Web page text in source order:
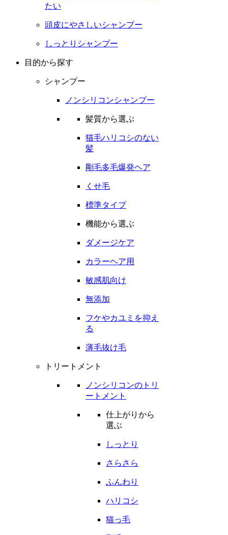
たい
頭皮にやさしいシャンプー
しっとりシャンプー
目的から探す
シャンプー
ノンシリコンシャンプー
髪質から選ぶ
猫毛ハリコシのない
髪
剛毛多毛爆発ヘア
くせ毛
標準タイプ
機能から選ぶ
ダメージケア
カラーヘア用
敏感肌向け
無添加
フケやカユミを抑え
る
薄毛抜け毛
トリートメント
ノンシリコンのトリ
ートメント
仕上がりから
選ぶ
しっとり
さらさら
ふんわり
ハリコシ
猫っ毛